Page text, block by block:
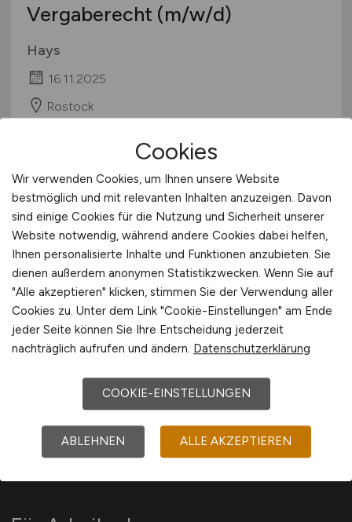
Ausbildung / Studium
Praktikum
Niedersachsen
Rheinland-Pfalz
Saarland
Sachsen
Schleswig-Holstein
Thüringen
Deutschlandweit
Österreich
Schweiz
Europa
International
Vergaberecht (m/w/d)
Hays
16.11.2025
Rostock
1
JURA.JOBS
184 Stellenangebote für Juristen, Anwälte,
Richter und alle mit Jura verbundene Berufe.
Cookies
Wir verwenden Cookies, um Ihnen unsere Website
bestmöglich und mit relevanten Inhalten anzuzeigen. Davon
sind einige Cookies für die Nutzung und Sicherheit unserer
Website notwendig, während andere Cookies dabei helfen,
Ihnen personalisierte Inhalte und Funktionen anzubieten. Sie
dienen außerdem anonymen Statistikzwecken. Wenn Sie auf
"Alle akzeptieren" klicken, stimmen Sie der Verwendung aller
Cookies zu. Unter dem Link "Cookie-Einstellungen" am Ende
jeder Seite können Sie Ihre Entscheidung jederzeit
nachträglich aufrufen und ändern. Datenschutzerklärung
COOKIE-EINSTELLUNGEN
ABLEHNEN ALLE AKZEPTIEREN